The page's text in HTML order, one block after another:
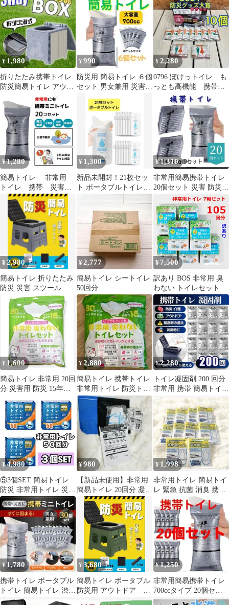
常用 再入荷
ア避難
¥ 1,980
折りたたみ携帯トイレ
防災簡易トイレ アウト
ドア 車中泊 椅子 コン
パクト
¥ 990
防災用 簡易トイレ ６個
セット 男女兼用 災害対
¥2,280
0796 ぽけっトイレ も
っとも高機能 携帯ト
イレ 超コンパクト
10個セット
¥1,280
簡易トイレ 非常用
トイレ 携帯 災害
防災 渋滞 防災グッ
ズ 登山 介護
¥ 1,300
新品未開封！21枚セッ
ト ポータブルトイレ
¥1,310
非常用簡易携帯トイレ
20個セット 災害 防災
アウトドア
¥ 2,980
簡易トイレ 折りたたみ
防災 災害 スツール 踏
み台 非常用 携帯トイレ
¥2,777
簡易トイレ シートイレ
50回分
¥7,500
訳あり BOS 非常用 臭
わない トイレセット 15
回分 7箱セット 計105回
分 ～2041年8月 驚異の
防臭素材 ボス 災害 防
災 簡易トイレ R2608-
074
¥ 1,600
簡易トイレ 非常用 20回
分 災害用 防災 15年保
易
¥2,880
簡易トイレ 携帯トイレ
非常用トイレ 防災トイ
レ 60回 災害用 15年保
存
¥2,280
トイレ凝固剤 200 回分
非常用 携帯 簡易トイレ
防災 災害 防臭 アウト
¥4,980
⑤3個SET 簡易トイレ
防災 非常用トイレ 災害
地震 携帯トイレ 防災グ
ッズ
¥980
【新品未使用】非常用
簡易トイレ 20回分 凝固
剤・防臭袋付き 災害用
防災対策
¥ 1,998
非常用トイレ 簡易トイ
レ 緊急 抗菌 消臭 携帯
トイレ 防災グッズ 10回
分
¥1,780
携帯トイレ ポータブル
トイレ 簡易トイレ 渋滞
災害 防災 非常用 30個
¥3,680
簡易トイレ ポータブル
防災用 アウトドア 耐
荷重150kg 凝固剤 汚物
¥1,250
非常用簡易携帯トイレ
700ccタイプ 20個セッ
ト 災害 防災 アウ